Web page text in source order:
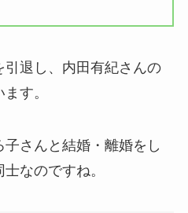
退し、内田有紀さんの
す。
さんと結婚・離婚をし
なのですね。